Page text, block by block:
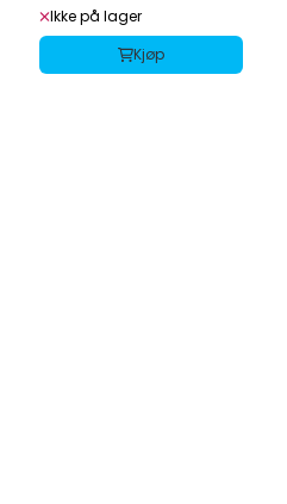
Ikke på lager
Kjøp